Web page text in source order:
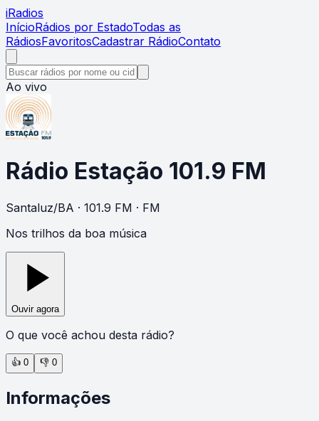
iRadios
InícioRádios por EstadoTodas as
RádiosFavoritosCadastrar RádioContato
Ao vivo
Rádio Estação 101.9 FM
Santaluz/BA · 101.9 FM · FM
Nos trilhos da boa música
Ouvir agora
O que você achou desta rádio?
👍 0 👎 0
Informações